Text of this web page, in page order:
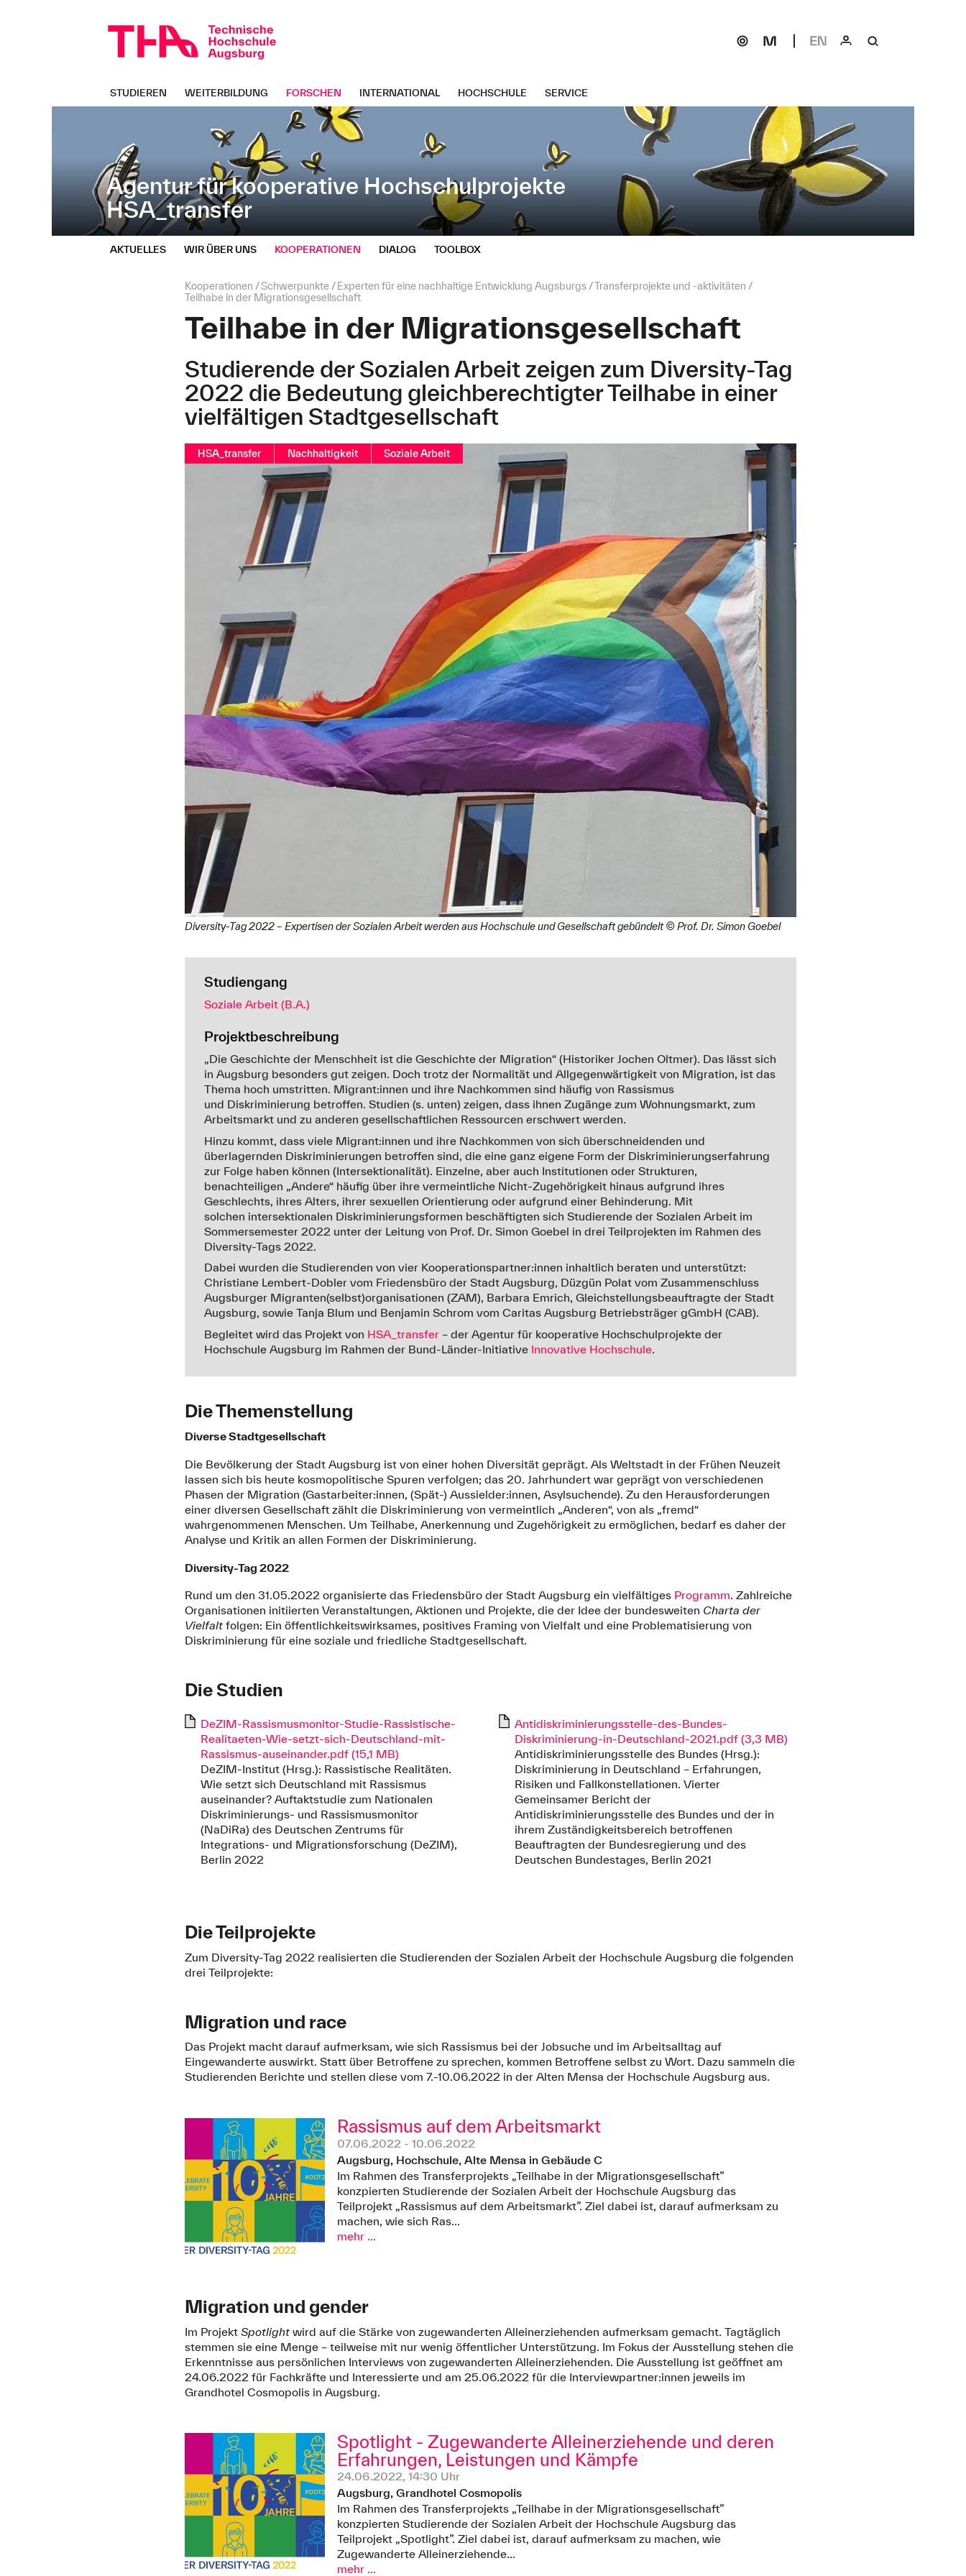
überspringen
Agentur für kooperative Hochschulprojekte
HSA_transfer
STUDIEREN WEITERBILDUNG FORSCHEN INTERNATIONAL HOCHSCHULE SERVICE
AKTUELLES WIR ÜBER UNS KOOPERATIONEN DIALOG TOOLBOX
Seitenpfad:
Kooperationen Schwerpunkte Experten für eine nachhaltige Entwicklung Augsburgs
Transferprojekte und -aktivitäten
Teilhabe in der Migrationsgesellschaft
Teilhabe in der Migrationsgesellschaft
Studierende der Sozialen Arbeit zeigen zum Diversity-Tag
2022 die Bedeutung gleichberechtigter Teilhabe in einer
vielfältigen Stadtgesellschaft
HSA_transfer Nachhaltigkeit Soziale Arbeit
Diversity-Tag 2022 – Expertisen der Sozialen Arbeit werden aus Hochschule und Gesellschaft gebündelt © Prof. Dr. Simon Goebel
Studiengang
Soziale Arbeit (B.A.)
Projektbeschreibung
„Die Geschichte der Menschheit ist die Geschichte der Migration“ (Historiker Jochen Oltmer). Das lässt sich
in Augsburg besonders gut zeigen. Doch trotz der Normalität und Allgegenwärtigkeit von Migration, ist das
Thema hoch umstritten. Migrant:innen und ihre Nachkommen sind häufig von Rassismus
und Diskriminierung betroffen. Studien (s. unten) zeigen, dass ihnen Zugänge zum Wohnungsmarkt, zum
Arbeitsmarkt und zu anderen gesellschaftlichen Ressourcen erschwert werden.
Hinzu kommt, dass viele Migrant:innen und ihre Nachkommen von sich überschneidenden und
überlagernden Diskriminierungen betroffen sind, die eine ganz eigene Form der Diskriminierungserfahrung
zur Folge haben können (Intersektionalität). Einzelne, aber auch Institutionen oder Strukturen,
benachteiligen „Andere“ häufig über ihre vermeintliche Nicht-Zugehörigkeit hinaus aufgrund ihres
Geschlechts, ihres Alters, ihrer sexuellen Orientierung oder aufgrund einer Behinderung. Mit
solchen intersektionalen Diskriminierungsformen beschäftigten sich Studierende der Sozialen Arbeit im
Sommersemester 2022 unter der Leitung von Prof. Dr. Simon Goebel in drei Teilprojekten im Rahmen des
Diversity-Tags 2022.
Dabei wurden die Studierenden von vier Kooperationspartner:innen inhaltlich beraten und unterstützt:
Christiane Lembert-Dobler vom Friedensbüro der Stadt Augsburg, Düzgün Polat vom Zusammenschluss
Augsburger Migranten(selbst)organisationen (ZAM), Barbara Emrich, Gleichstellungsbeauftragte der Stadt
Augsburg, sowie Tanja Blum und Benjamin Schrom vom Caritas Augsburg Betriebsträger gGmbH (CAB).
Begleitet wird das Projekt von HSA_transfer– der Agentur für kooperative Hochschulprojekte der
Hochschule Augsburg im Rahmen der Bund-Länder-Initiative Innovative Hochschule.
Die Themenstellung
Diverse Stadtgesellschaft
Die Bevölkerung der Stadt Augsburg ist von einer hohen Diversität geprägt. Als Weltstadt in der Frühen Neuzeit
lassen sich bis heute kosmopolitische Spuren verfolgen; das 20. Jahrhundert war geprägt von verschiedenen
Phasen der Migration (Gastarbeiter:innen, (Spät-) Aussielder:innen, Asylsuchende). Zu den Herausforderungen
einer diversen Gesellschaft zählt die Diskriminierung von vermeintlich „Anderen“, von als „fremd“
wahrgenommenen Menschen. Um Teilhabe, Anerkennung und Zugehörigkeit zu ermöglichen, bedarf es daher der
Analyse und Kritik an allen Formen der Diskriminierung.
Diversity-Tag 2022
Rund um den 31.05.2022 organisierte das Friedensbüro der Stadt Augsburg ein vielfältiges Programm. Zahlreiche
Organisationen initiierten Veranstaltungen, Aktionen und Projekte, die der Idee der bundesweiten Charta der
Vielfaltfolgen: Ein öffentlichkeitswirksames, positives Framing von Vielfalt und eine Problematisierung von
Diskriminierung für eine soziale und friedliche Stadtgesellschaft.
Die Studien
DeZIM-Rassismusmonitor-Studie-Rassistische-
Realitaeten-Wie-setzt-sich-Deutschland-mit-
Rassismus-auseinander.pdf (15,1 MB)
DeZIM-Institut (Hrsg.): Rassistische Realitäten.
Wie setzt sich Deutschland mit Rassismus
auseinander? Auftaktstudie zum Nationalen
Diskriminierungs- und Rassismusmonitor
(NaDiRa) des Deutschen Zentrums für
Integrations- und Migrationsforschung (DeZIM),
Berlin 2022
Antidiskriminierungsstelle-des-Bundes-
Diskriminierung-in-Deutschland-2021.pdf (3,3 MB)
Antidiskriminierungsstelle des Bundes (Hrsg.):
Diskriminierung in Deutschland – Erfahrungen,
Risiken und Fallkonstellationen. Vierter
Gemeinsamer Bericht der
Antidiskriminierungsstelle des Bundes und der in
ihrem Zuständigkeitsbereich betroffenen
Beauftragten der Bundesregierung und des
Deutschen Bundestages, Berlin 2021
Die Teilprojekte
Zum Diversity-Tag 2022 realisierten die Studierenden der Sozialen Arbeit der Hochschule Augsburg die folgenden
drei Teilprojekte:
Migration und race
Das Projekt macht darauf aufmerksam, wie sich Rassismus bei der Jobsuche und im Arbeitsalltag auf
Eingewanderte auswirkt. Statt über Betroffene zu sprechen, kommen Betroffene selbst zu Wort. Dazu sammeln die
Studierenden Berichte und stellen diese vom 7.-10.06.2022 in der Alten Mensa der Hochschule Augsburg aus.
Rassismus auf dem Arbeitsmarkt
07.06.2022 - 10.06.2022
Augsburg, Hochschule, Alte Mensa in Gebäude C
Im Rahmen des Transferprojekts „Teilhabe in der Migrationsgesellschaft”
konzpierten Studierende der Sozialen Arbeit der Hochschule Augsburg das
Teilprojekt „Rassismus auf dem Arbeitsmarkt”. Ziel dabei ist, darauf aufmerksam zu
machen, wie sich Ras...
mehr ...
Migration und gender
Im ProjektSpotlight wird auf die Stärke von zugewanderten Alleinerziehenden aufmerksam gemacht. Tagtäglich
stemmen sie eine Menge – teilweise mit nur wenig öffentlicher Unterstützung. Im Fokus der Ausstellung stehen die
Erkenntnisse aus persönlichen Interviews von zugewanderten Alleinerziehenden. Die Ausstellung ist geöffnet am
24.06.2022 für Fachkräfte und Interessierte und am 25.06.2022 für die Interviewpartner:innen jeweils im
Grandhotel Cosmopolis in Augsburg.
Spotlight - Zugewanderte Alleinerziehende und deren
Erfahrungen, Leistungen und Kämpfe
24.06.2022, 14:30 Uhr
Augsburg, Grandhotel Cosmopolis
Im Rahmen des Transferprojekts „Teilhabe in der Migrationsgesellschaft”
konzpierten Studierende der Sozialen Arbeit der Hochschule Augsburg das
Teilprojekt „Spotlight”. Ziel dabei ist, darauf aufmerksam zu machen, wie
Zugewanderte Alleinerziehende...
mehr ...